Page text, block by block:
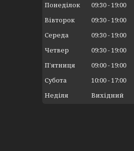
Понеділок 09:30 19:00
Вівторок
09:30 19:00
Середа
09:30 19:00
Четвер
09:30 19:00
Пʼятниця
09:00 19:00
Субота
10:00 17:00
Неділя
Вихідний